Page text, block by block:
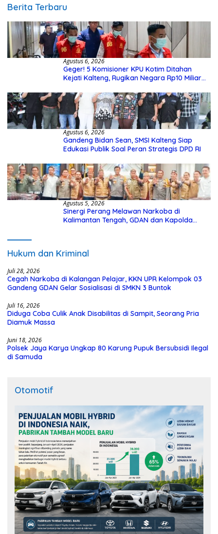
Berita Terbaru
Agustus 6, 2026
Geger! 5 Komisioner KPU Kotim Ditahan
Kejati Kalteng, Rugikan Negara Rp10 Miliar
Agustus 6, 2026
Gandeng Bidan Sean, SMSI Kalteng Siap
Edukasi Publik Soal Peran Strategis DPD RI
Agustus 5, 2026
Sinergi Perang Melawan Narkoba di
Kalimantan Tengah, GDAN dan Kapolda
Hukum dan Kriminal
Juli 28, 2026
Cegah Narkoba di Kalangan Pelajar, KKN UPR Kelompok 03
Gandeng GDAN Gelar Sosialisasi di SMKN 3 Buntok
Juli 16, 2026
Diduga Coba Culik Anak Disabilitas di Sampit, Seorang Pria
Diamuk Massa
Juni 18, 2026
Polsek Jaya Karya Ungkap 80 Karung Pupuk Bersubsidi Ilegal
di Samuda
Otomotif